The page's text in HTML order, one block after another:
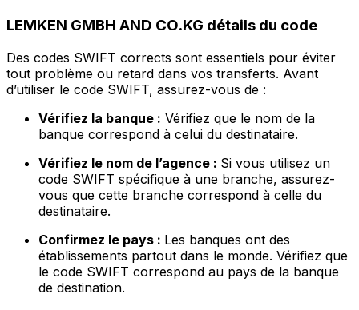
LEMKEN GMBH AND CO.KG détails du code
Des codes SWIFT corrects sont essentiels pour éviter
tout problème ou retard dans vos transferts. Avant
d’utiliser le code SWIFT, assurez-vous de :
Vérifiez la banque : Vérifiez que le nom de la
banque correspond à celui du destinataire.
Vérifiez le nom de l’agence : Si vous utilisez un
code SWIFT spécifique à une branche, assurez-
vous que cette branche correspond à celle du
destinataire.
Confirmez le pays : Les banques ont des
établissements partout dans le monde. Vérifiez que
le code SWIFT correspond au pays de la banque
de destination.